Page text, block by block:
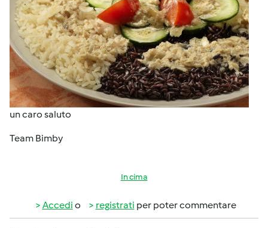
un caro saluto
Team Bimby
In cima
Accedi o registrati per poter commentare